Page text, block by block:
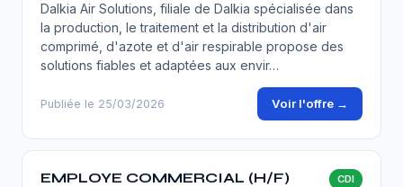
Dalkia Air Solutions, filiale de Dalkia spécialisée dans
la production, le traitement et la distribution d'air
comprimé, d'azote et d'air respirable propose des
solutions fiables et adaptées aux envir…
Publiée le 25/03/2026 Voir l'offre →
EMPLOYE COMMERCIAL (H/F) CDI